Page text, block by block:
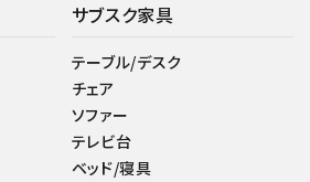
サブスク家具
テーブル/デスク
チェア
ソファー
テレビ台
ベッド/寝具